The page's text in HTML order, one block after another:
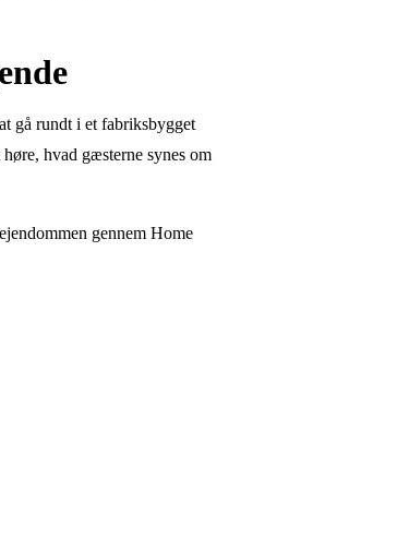
gå rundt i et fabriksbygget
hvad gæsterne synes om
gennem Home